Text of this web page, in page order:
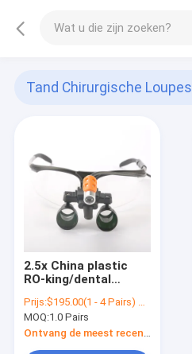
Tand Chirurgische Loupes
2.5x China plastic
RO-king/dental
surgical loupes with
long working ditance
+headlamp
Prijs:$195.00(1 - 4 Pairs) $105.00(>=5 Pairs)
MOQ:1.0 Pairs